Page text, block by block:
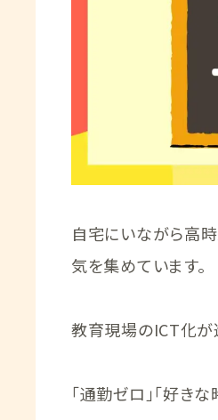
自宅にいながら高
気を集めています。
教育現場のICT化が
「通勤ゼロ」「好き